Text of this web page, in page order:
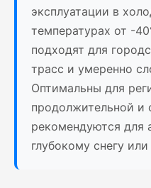
эксплуатации в
температурах от -
подходят для
трасс и умеренно
Оптимальны для
продолжительной
рекомендуются для
глубокому снегу или